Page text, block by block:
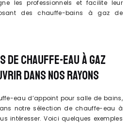
les professionnels et facilite leur
des chauffe-bains à gaz de
DE CHAUFFE-EAU À GAZ
DANS NOS RAYONS
eau d’appoint pour salle de bains,
notre sélection de chauffe-eau à
intéresser. Voici quelques exemples